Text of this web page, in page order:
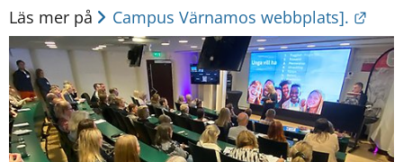
Läs mer på
Campus Värnamos webbplats].